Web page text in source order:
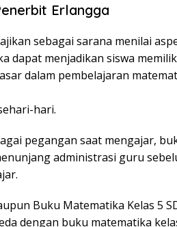
Erlangga
sebagai sarana menilai
dapat menjadikan siswa
dalam pembelajaran
hari.
pegangan saat mengajar,
administrasi guru
Buku Matematika Kelas 5
dengan buku matematika